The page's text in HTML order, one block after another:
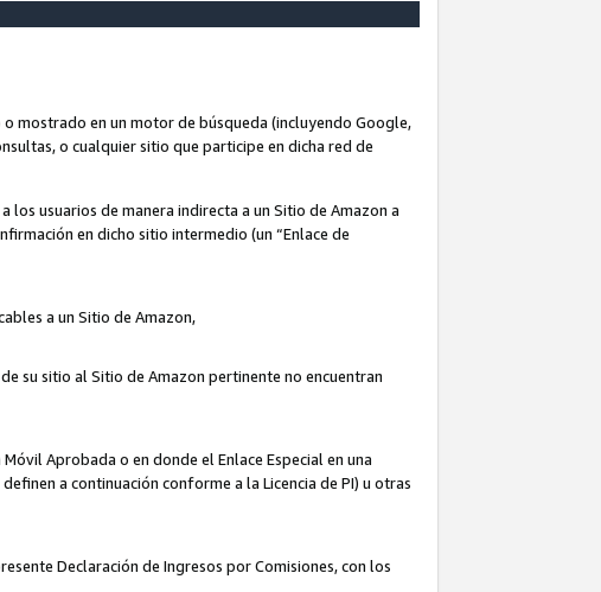
mostrado en un motor de búsqueda (incluyendo Google,
o cualquier sitio que participe en dicha red de
usuarios de manera indirecta a un Sitio de Amazon a
en dicho sitio intermedio (un “Enlace de
a un Sitio de Amazon,
su sitio al Sitio de Amazon pertinente no encuentran
Aprobada o en donde el Enlace Especial en una
a continuación conforme a la Licencia de PI) u otras
Declaración de Ingresos por Comisiones, con los